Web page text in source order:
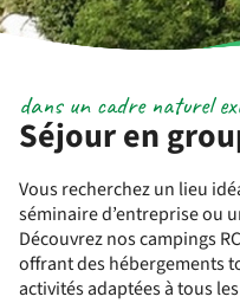
Séjour en
dans un cadre naturel
Vous recherchez un lieu
séminaire d’entreprise ou
Découvrez nos campings
offrant des hébergements
activités adaptées à tous